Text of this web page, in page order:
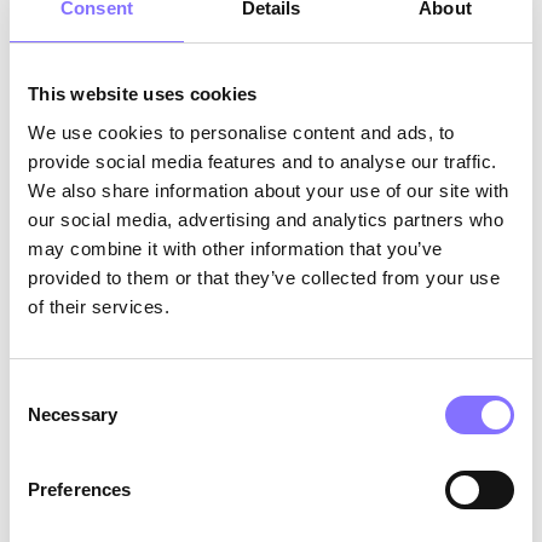
Consent Details About
This website uses cookies
We use cookies to personalise content and ads, to
provide social media features and to analyse our traffic.
We also share information about your use of our site with
our social media, advertising and analytics partners who
may combine it with other information that you’ve
provided to them or that they’ve collected from your use
of their services.
Selection
Necessary
Preferences
τους.
Τα ίδια ταπαιδιάκατανοούν την αξία της
Ωστόσο, εάν και η πλειονότητα των ανθρώπων
ενδιαφέρεται για τη ψυχική τους υγεία, το
39.2%
παιδιών ηλικίας 6 έως 16 ετών αναφέρει ότι η
κατάστασή τους έχει επιδεινωθεί από το 2017
μέχρι σήμερα.